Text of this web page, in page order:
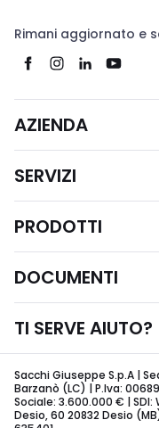
Rimani aggiornato e
AZIENDA
SERVIZI
PRODOTTI
DOCUMENTI
TI SERVE AIUTO?
Sacchi Giuseppe S.p.A |
Barzanò (LC) | P.Iva:
Sociale: 3.600.000 € | SDI:
Desio, 60 20832 Desio